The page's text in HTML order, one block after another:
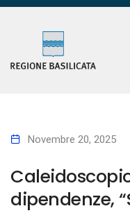
Novembre 20, 2025
dipendenze,